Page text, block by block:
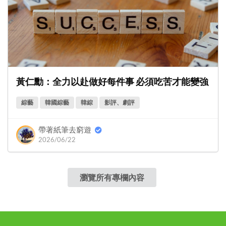
黃仁勳：全力以赴做好每件事 必須吃苦才能變強
綜藝 韓國綜藝 韓綜 影評、劇評
帶著紙筆去窮遊
2026/06/22
瀏覽所有專欄內容